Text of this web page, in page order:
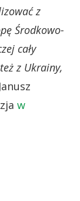
z
Środkowo-
cały
z Ukrainy,
w